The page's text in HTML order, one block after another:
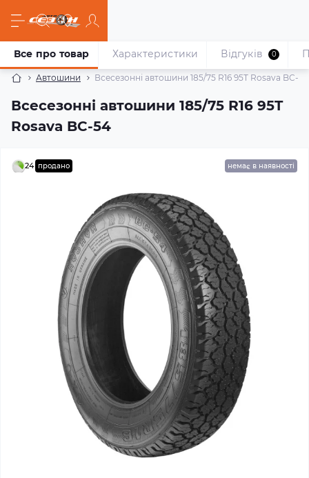
Автошини Всесезонні автошини 185/75 R16 95T Rosava BC-54
Всесезонні автошини 185/75 R16 95T
Rosava BC-54
Все про товар Характеристики Відгуків 0
24 продано немає в наявності